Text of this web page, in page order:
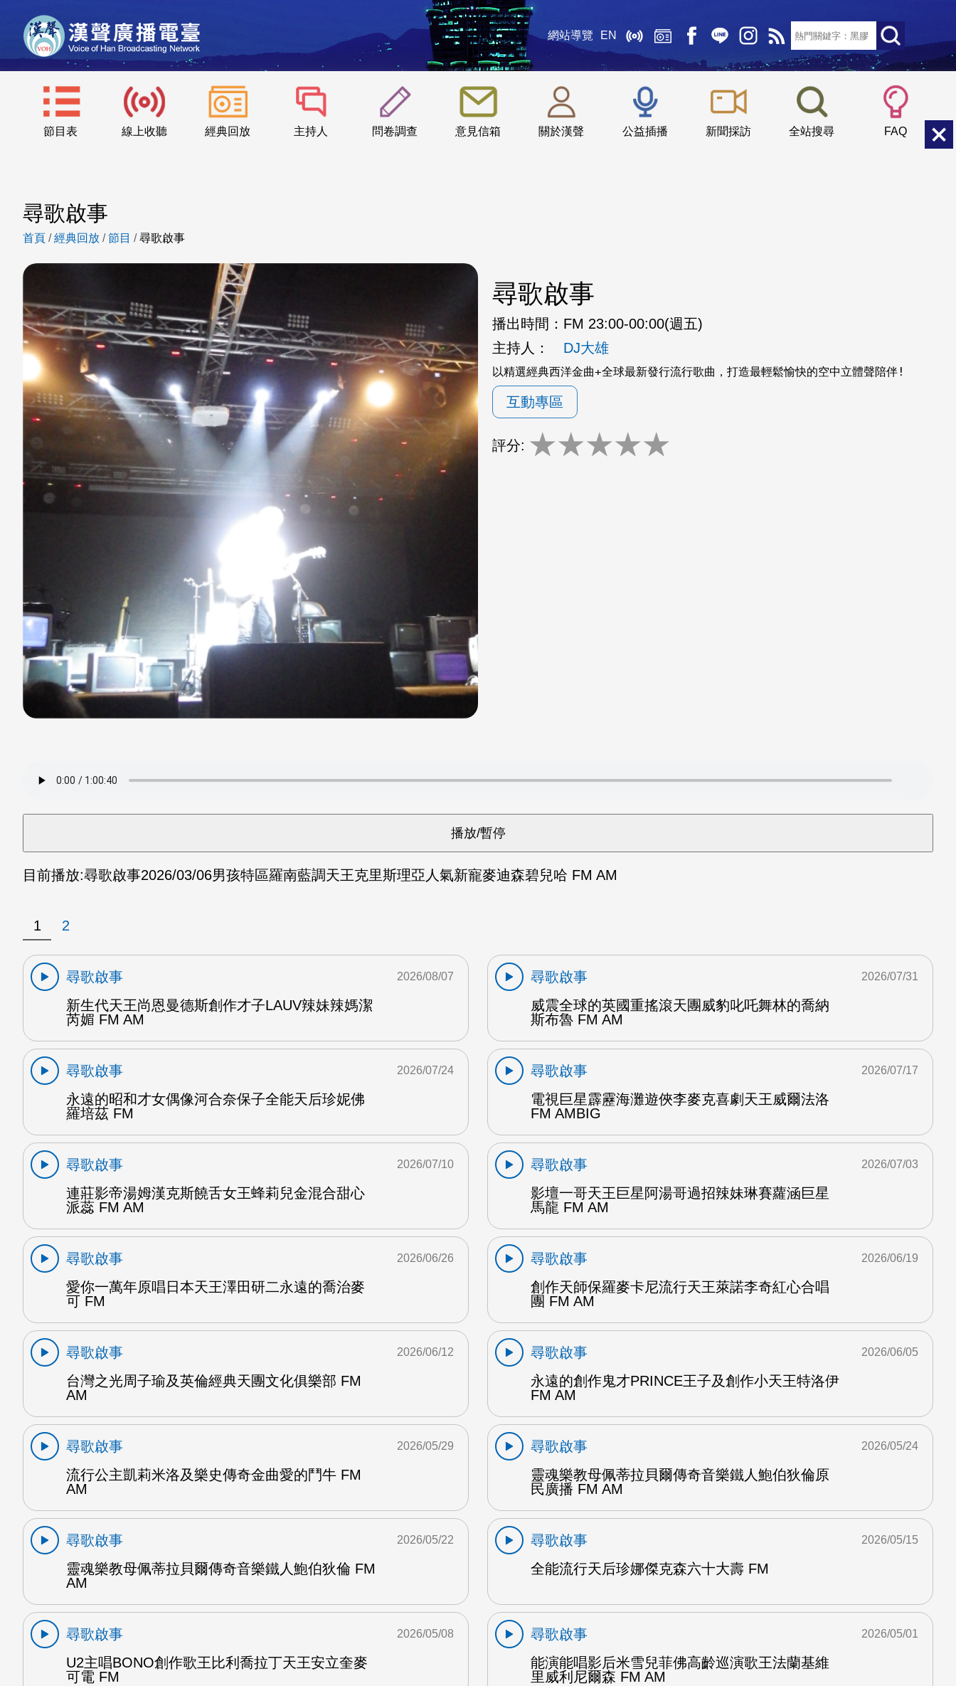
網站導覽 EN
節目表 線上收聽 經典回放 主持人 問卷調查 意見信箱 關於漢聲 公益插播 新聞採訪 全站搜尋 FAQ
::: 小 中
尋歌啟事
首頁 /經典回放 /節目 /尋歌啟事
尋歌啟事
播出時間： FM 23:00-00:00(週五)
主持人：
DJ大雄
以精選經典西洋金曲+全球最新發行流行歌曲，打造最輕鬆愉快的空中立體聲陪伴!
互動專區
評分: ★★★★★
目前播放:尋歌啟事2026/03/06男孩特區羅南藍調天王克里斯理亞人氣新寵麥迪森碧兒哈 FM AM
1 2
尋歌啟事
新生代天王尚恩曼德斯創作才子LAUV辣妹辣媽潔
芮媚 FM AM
2026/08/07
尋歌啟事
威震全球的英國重搖滾天團威豹叱吒舞林的喬納
斯布魯 FM AM
2026/07/31
尋歌啟事
永遠的昭和才女偶像河合奈保子全能天后珍妮佛
羅培茲 FM
2026/07/24
尋歌啟事
電視巨星霹靂海灘遊俠李麥克喜劇天王威爾法洛
FM AMBIG
2026/07/17
尋歌啟事
連莊影帝湯姆漢克斯饒舌女王蜂莉兒金混合甜心
派蕊 FM AM
2026/07/10
尋歌啟事
影壇一哥天王巨星阿湯哥過招辣妹琳賽蘿涵巨星
馬龍 FM AM
2026/07/03
尋歌啟事
愛你一萬年原唱日本天王澤田研二永遠的喬治麥
可 FM
2026/06/26
尋歌啟事
創作天師保羅麥卡尼流行天王萊諾李奇紅心合唱
團 FM AM
2026/06/19
尋歌啟事
台灣之光周子瑜及英倫經典天團文化俱樂部 FM
AM
2026/06/12
尋歌啟事
永遠的創作鬼才PRINCE王子及創作小天王特洛伊
FM AM
2026/06/05
尋歌啟事
流行公主凱莉米洛及樂史傳奇金曲愛的鬥牛 FM
AM
2026/05/29
尋歌啟事
靈魂樂教母佩蒂拉貝爾傳奇音樂鐵人鮑伯狄倫原
民廣播 FM AM
2026/05/24
尋歌啟事
靈魂樂教母佩蒂拉貝爾傳奇音樂鐵人鮑伯狄倫 FM
AM
2026/05/22
尋歌啟事
全能流行天后珍娜傑克森六十大壽 FM
2026/05/15
尋歌啟事
U2主唱BONO創作歌王比利喬拉丁天王安立奎麥
可電 FM
2026/05/08
尋歌啟事
能演能唱影后米雪兒菲佛高齡巡演歌王法蘭基維
里威利尼爾森 FM AM
2026/05/01